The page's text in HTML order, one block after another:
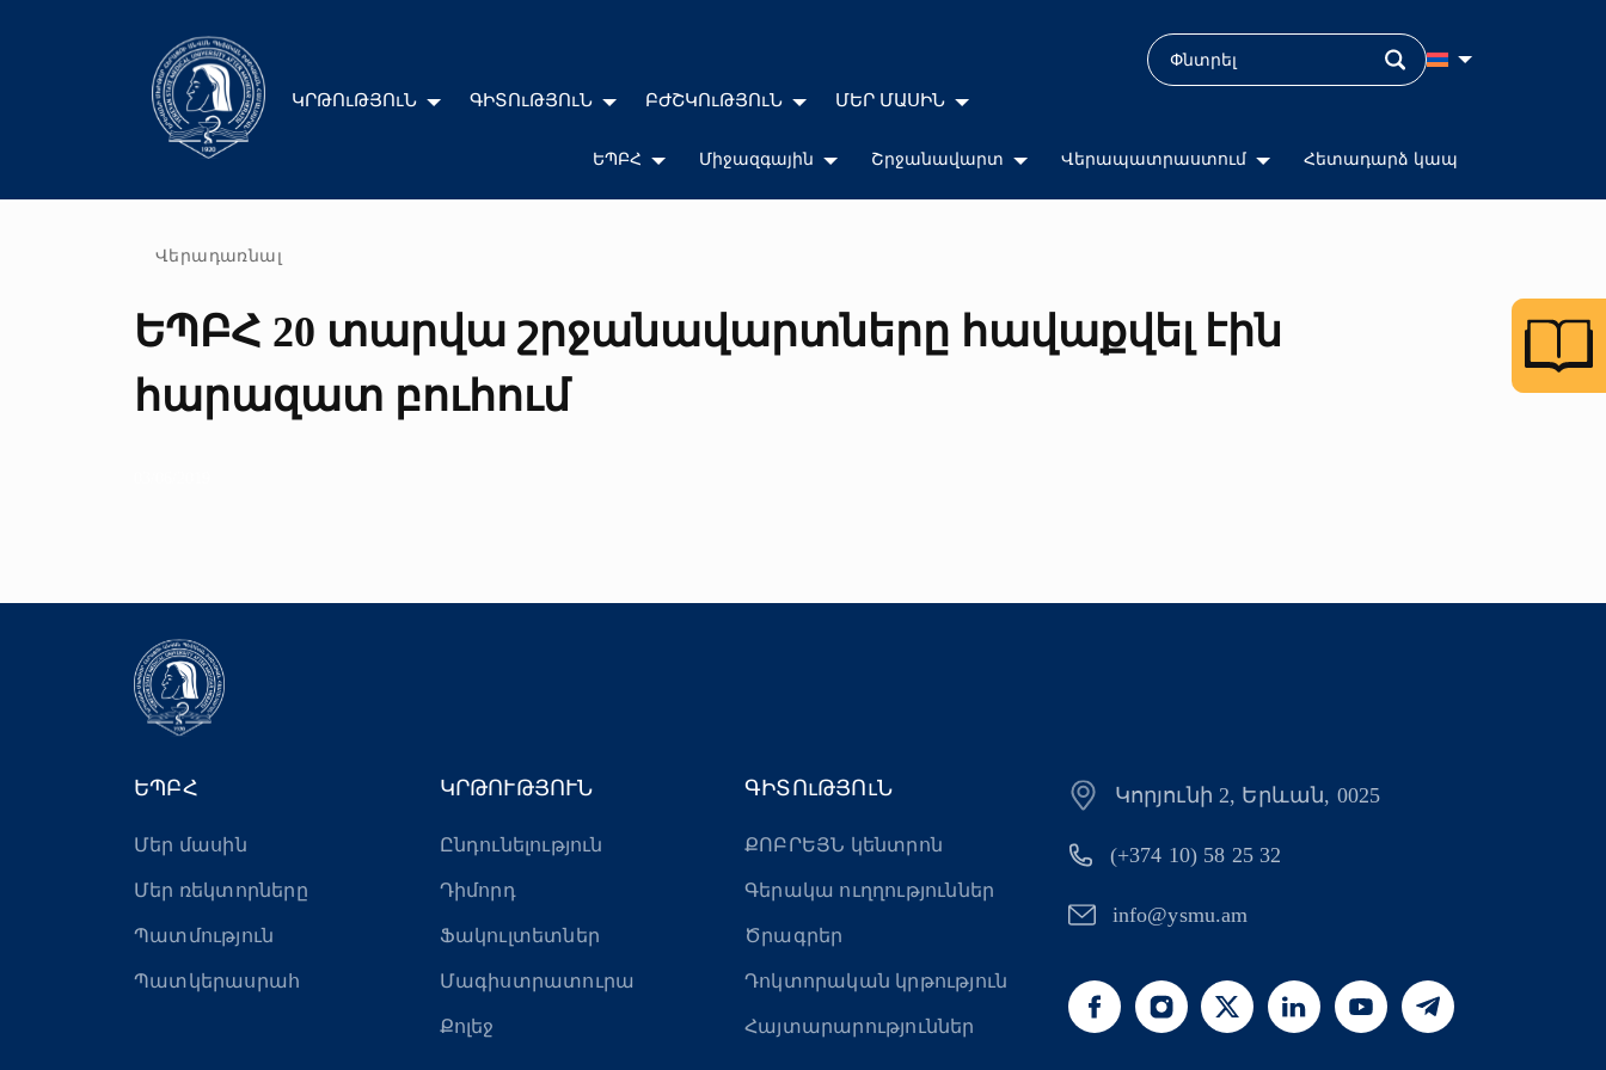
ԿՐԹՈւԹՅՈւՆ ԳԻՏՈւԹՅՈւՆ ԲԺՇԿՈւԹՅՈւՆ ՄԵՐ ՄԱՍԻՆ
ԵՊԲՀ Միջազգային Շրջանավարտ Վերապատրաստում Հետադարձ կապ
Վերադառնալ
ԵՊԲՀ 20 տարվա շրջանավարտները հավաքվել էին
հարազատ բուհում
ԵՊԲՀ
Մեր մասին
Մեր ռեկտորները
Պատմություն
Պատկերասրահ
ԿՐԹՈՒԹՅՈՒՆ
Ընդունելություն
Դիմորդ
Ֆակուլտետներ
Մագիստրատուրա
Քոլեջ
ԳԻՏՈւԹՅՈւՆ
ՔՈԲՐԵՅՆ կենտրոն
Գերակա ուղղություններ
Ծրագրեր
Դոկտորական կրթություն
Հայտարարություններ
Կորյունի 2, Երևան, 0025
(+374 10) 58 25 32
info@ysmu.am